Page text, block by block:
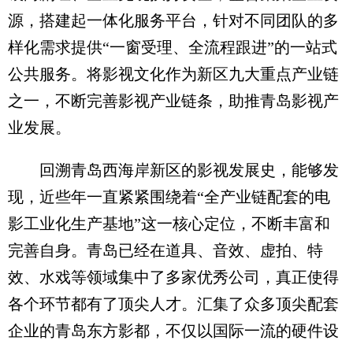
源，搭建起一体化服务平台，针对不同团队的多
样化需求提供“一窗受理、全流程跟进”的一站式
公共服务。将影视文化作为新区九大重点产业链
之一，不断完善影视产业链条，助推青岛影视产
业发展。
回溯青岛西海岸新区的影视发展史，能够发
现，近些年一直紧紧围绕着“全产业链配套的电
影工业化生产基地”这一核心定位，不断丰富和
完善自身。青岛已经在道具、音效、虚拍、特
效、水戏等领域集中了多家优秀公司，真正使得
各个环节都有了顶尖人才。汇集了众多顶尖配套
企业的青岛东方影都，不仅以国际一流的硬件设